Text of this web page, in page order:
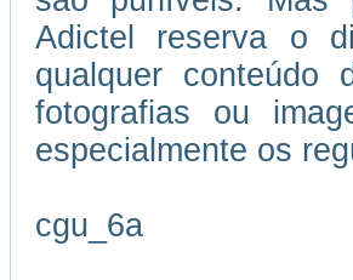
Adictel reserva o
qualquer conteúdo
fotografias ou
especialmente os
cgu_6a